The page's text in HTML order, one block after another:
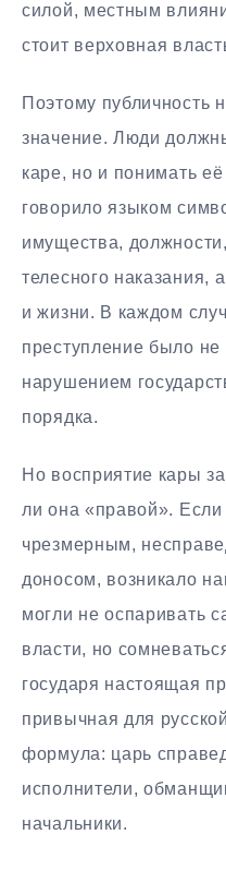
силой, местным
стоит верховная
Поэтому публичность
значение. Люди
каре, но и понимать
говорило языком
имущества,
телесного наказания,
и жизни. В каждом
преступление было
нарушением
порядка.
Но восприятие кары
ли она «правой». Если
чрезмерным,
доносом, возникало
могли не оспаривать
власти, но
государя настоящая
привычная для
формула: царь
исполнители,
начальники.